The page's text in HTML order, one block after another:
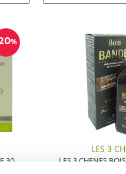
%
30
LES 3
LES 3 CHENES